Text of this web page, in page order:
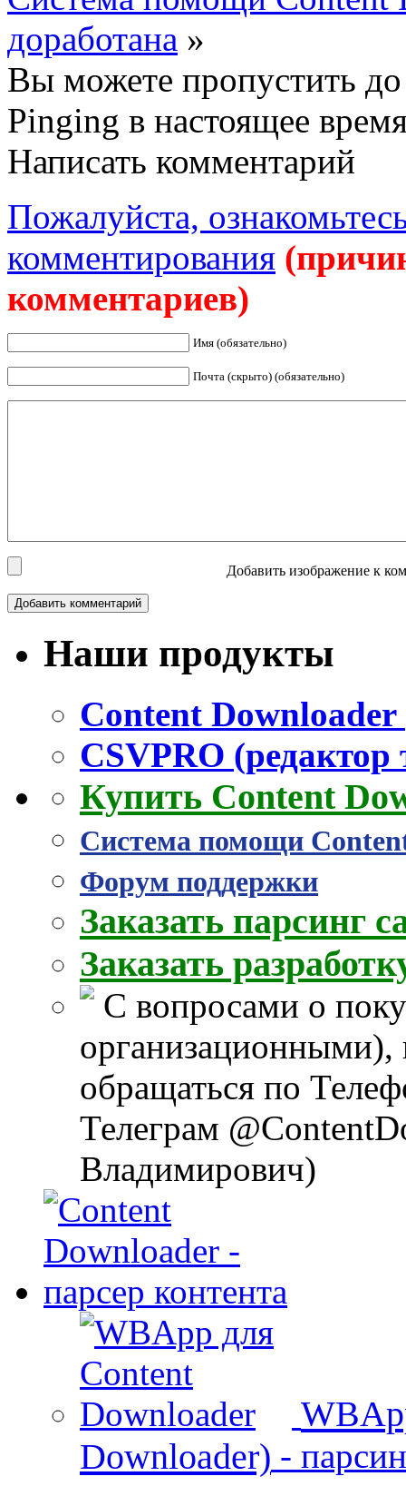
доработана »
Вы можете пропустить до
Pinging в настоящее
Написать комментарий
Пожалуйста,
комментирования
комментариев)
Имя (обязательно)
Почта (скрыто) (обязательно)
Добавить изображение к
Наши продукты
Content Downloader
CSVPRO (редактор
Купить Content
Система помощи
Форум поддержки
Заказать парсинг
Заказать
С вопросами о
обращаться по
Телеграм
Владимирович)
Downloader) -